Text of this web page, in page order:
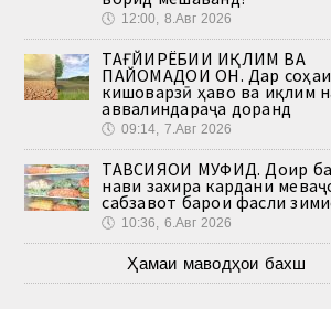
🕔 12:00, 8.Авг 2026
ТАҒЙИРЁБИИ ИҚЛИМ ВА
ПАЙОМАДҲОИ ОН. Дар соҳаи
кишоварзӣ ҳаво ва иқлим
аввалиндараҷа доранд
🕔 09:14, 7.Авг 2026
ТАВСИЯҲОИ МУФИД. Доир
нави захира кардани
сабзавот барои фасли
🕔 10:36, 6.Авг 2026
Ҳамаи маводҳои бахш